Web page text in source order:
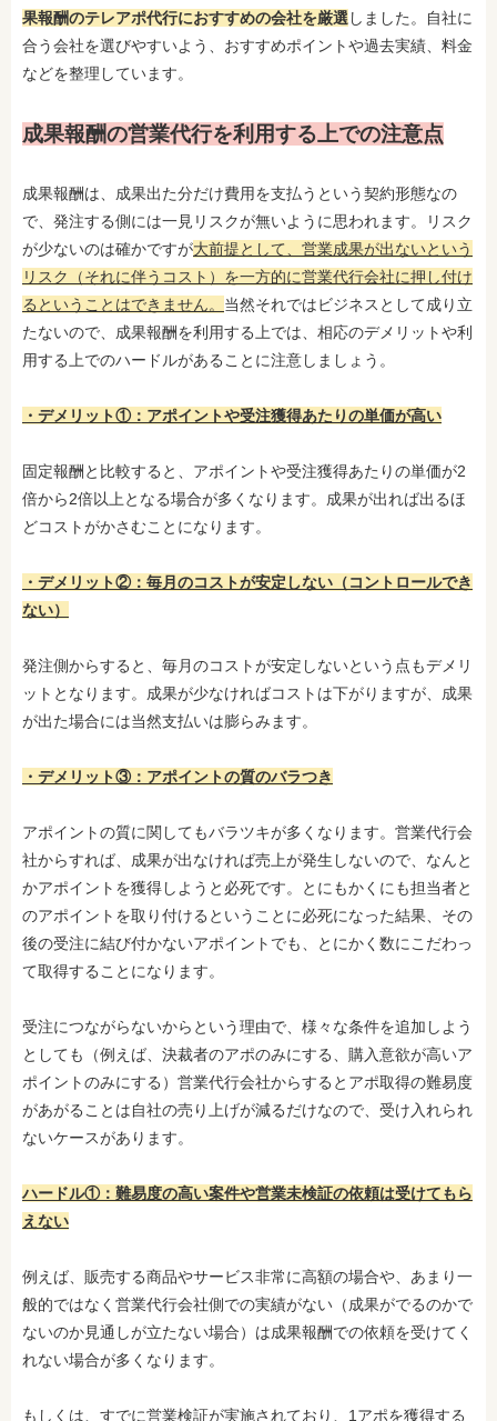
果報酬のテレアポ代行におすすめの会社を厳選 しました。自社に
合う会社を選びやすいよう、おすすめポイントや過去実績、料金
などを整理しています。
成果報酬の営業代行を利用する上での注意点
成果報酬は、成果出た分だけ費用を支払うという契約形態なの
で、発注する側には一見リスクが無いように思われます。リスク
が少ないのは確かですが大前提として、営業成果が出ないという
リスク（それに伴うコスト）を一方的に営業代行会社に押し付け
るということはできません。 当然それではビジネスとして成り立
たないので、成果報酬を利用する上では、相応のデメリットや利
用する上でのハードルがあることに注意しましょう。
・デメリット①：アポイントや受注獲得あたりの単価が高い
固定報酬と比較すると、アポイントや受注獲得あたりの単価が2
倍から2倍以上となる場合が多くなります。成果が出れば出るほ
どコストがかさむことになります。
・デメリット②：毎月のコストが安定しない（コントロールでき
ない）
発注側からすると、毎月のコストが安定しないという点もデメリ
ットとなります。成果が少なければコストは下がりますが、成果
が出た場合には当然支払いは膨らみます。
・デメリット③：アポイントの質のバラつき
アポイントの質に関してもバラツキが多くなります。営業代行会
社からすれば、成果が出なければ売上が発生しないので、なんと
かアポイントを獲得しようと必死です。とにもかくにも担当者と
のアポイントを取り付けるということに必死になった結果、その
後の受注に結び付かないアポイントでも、とにかく数にこだわっ
て取得することになります。
受注につながらないからという理由で、様々な条件を追加しよう
としても（例えば、決裁者のアポのみにする、購入意欲が高いア
ポイントのみにする）営業代行会社からするとアポ取得の難易度
があがることは自社の売り上げが減るだけなので、受け入れられ
ないケースがあります。
ハードル①：難易度の高い案件や営業未検証の依頼は受けてもら
えない
例えば、販売する商品やサービス非常に高額の場合や、あまり一
般的ではなく営業代行会社側での実績がない（成果がでるのかで
ないのか見通しが立たない場合）は成果報酬での依頼を受けてく
れない場合が多くなります。
もしくは、すでに営業検証が実施されており、1アポを獲得する